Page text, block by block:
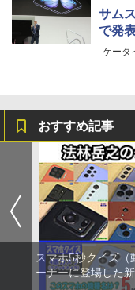
サム
で発
ケータ
おすすめ記事
スマホ5秒クイズ
ーナーに登場した